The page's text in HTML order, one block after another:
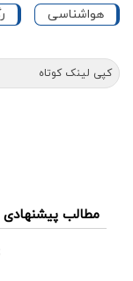
هواشناسی
کپی لینک کوتاه
مطالب پیشنهادی